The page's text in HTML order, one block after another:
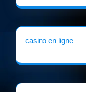
casino en ligne